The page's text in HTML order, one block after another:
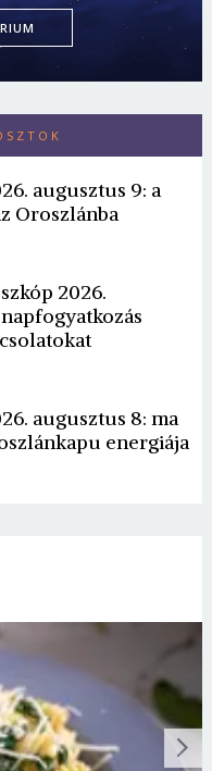
augusztus 9: a
Oroszlánba
2026.
augusztus 8: ma
energiája